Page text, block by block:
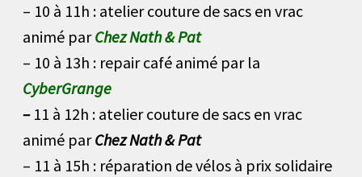
– 10 à 11h : atelier couture de sacs en vrac
animé parChez Nath & Pat
– 10 à 13h : repair café animé par la
CyberGrange
–11 à 12h : atelier couture de sacs en vrac
animé parChez Nath & Pat
– 11 à 15h : réparation de vélos à prix solidaire